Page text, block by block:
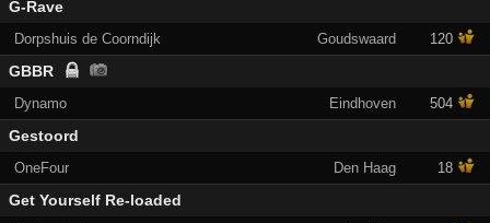
G-Rave
Dorpshuis de Coorndijk Goudswaard 120
GBBR
Dynamo Eindhoven 504
Gestoord
OneFour Den Haag 18
Get Yourself Re-loaded